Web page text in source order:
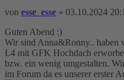
von esse_esse » 03.10.2024
Guten Abend :)
Wir sind Anna&Ronny.. haben
L4 mit GFK Hochdach
bzw. ein wenig umgestalten.
im Forum da es unserer erster